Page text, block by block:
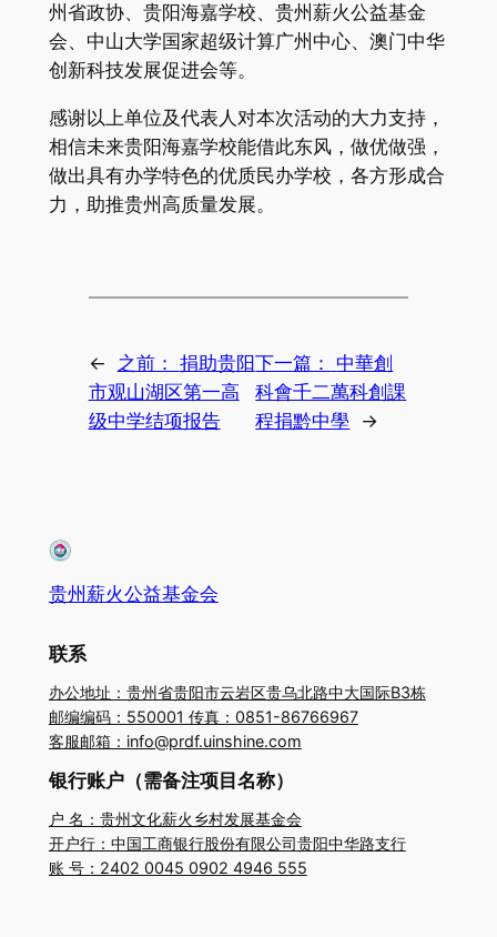
州省政协、贵阳海嘉学校、贵州薪火公益基金
会、中山大学国家超级计算广州中心、澳门中华
创新科技发展促进会等。
感谢以上单位及代表人对本次活动的大力支持，
相信未来贵阳海嘉学校能借此东风，做优做强，
做出具有办学特色的优质民办学校，各方形成合
力，助推贵州高质量发展。
← 之前： 捐助贵阳
市观山湖区第一高
级中学结项报告
下一篇：
中華創
科會千二萬科創課
程捐黔中學
→
贵州薪火公益基金会
联系
办公地址：贵州省贵阳市云岩区贵乌北路中大国际B3栋
邮编编码：550001 传真：0851-86766967
客服邮箱：info@prdf.uinshine.com
银行账户（需备注项目名称）
户 名：贵州文化薪火乡村发展基金会
开户行：中国工商银行股份有限公司贵阳中华路支行
账 号：2402 0045 0902 4946 555